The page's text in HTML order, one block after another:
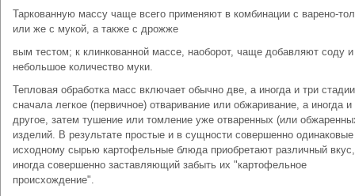
Таркованную массу чаще всего применяют в комбинации с варено-
или же с мукой, а также с дрожже
вым тестом; к клинкованной массе, наоборот, чаще добавляют соду и
небольшое количество муки.
Тепловая обработка масс включает обычно две, а иногда и три
сначала легкое (первичное) отваривание или обжаривание, а иногда и
другое, затем тушение или томление уже отваренных (или
изделий. В результате простые и в сущности совершенно
исходному сырью картофельные блюда приобретают различный вкус,
иногда совершенно заставляющий забыть их "картофельное
происхождение".